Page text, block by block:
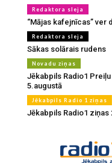
Redaktora sleja
“Mājas kafejnīcas” ver
Redaktora sleja
Sākas solārais rudens
Novadu ziņas
Jēkabpils Radio1
5.augustā
Jēkabpils Radio 1 ziņas
Jēkabpils Radio1 ziņas